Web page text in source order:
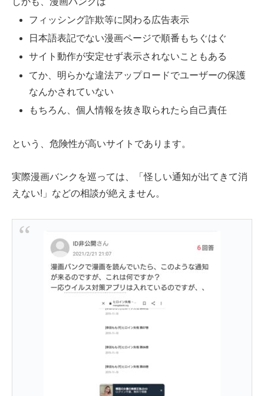
フィッシング詐欺等に関わる広告表示
日本語表記でない漫画ページで順番もちぐはぐ
サイト動作が安定せず表示されないこともある
てか、明らかな違法アップロードでユーザーの保護
なんかされていない
もちろん、個人情報を抜き取られたら自己責任
という、危険性が高いサイトであります。
実際漫画バンクを巡っては、「怪しい通知が出てきて消
えない!」などの相談が絶えません。